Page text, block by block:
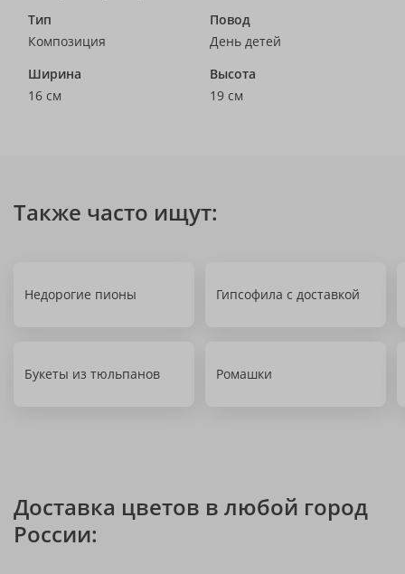
Тип
Композиция
Повод
День детей
Ширина
16 см
Высота
19 см
Также часто ищут:
Недорогие пионы Гипсофила с доставкой
Букеты из тюльпанов Ромашки
Доставка цветов в любой город
России: